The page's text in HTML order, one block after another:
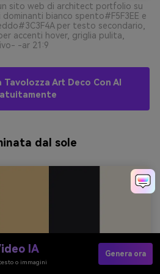
sito web di architect portfolio su
bianco spento#F5F3EE e
per testo secondario,
accenti hover, griglia pulita,
-ar 21:9
Tavolozza Art Deco Con AI
dal sole
IA
o immagini
Genera ora